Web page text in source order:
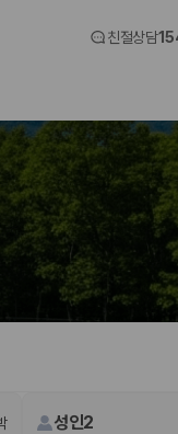
을 한 화면에서 비교
친절상담
성인2